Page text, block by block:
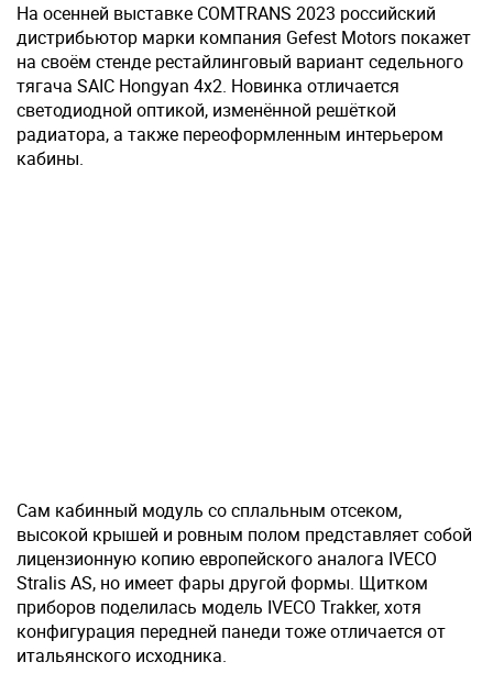
На осенней выставке COMTRANS 2023 российский
дистрибьютор марки компания Gefest Motors покажет
на своём стенде рестайлинговый вариант седельного
тягача SAIC Hongyan 4х2. Новинка отличается
светодиодной оптикой, изменённой решёткой
радиатора, а также переоформленным интерьером
кабины.
Сам кабинный модуль со сплальным отсеком,
высокой крышей и ровным полом представляет собой
лицензионную копию европейского аналога IVECO
Stralis AS, но имеет фары другой формы. Щитком
приборов поделилась модель IVECO Trakker, хотя
конфигурация передней панеди тоже отличается от
итальянского исходника.